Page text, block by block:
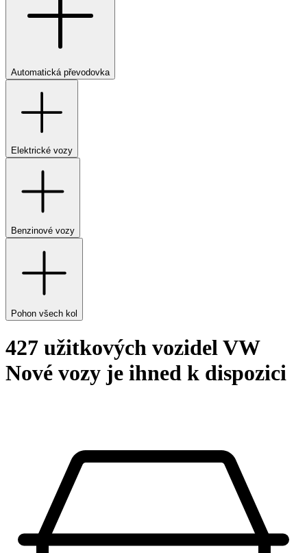
Automatická převodovka
Elektrické vozy
Benzinové vozy
Pohon všech kol
427 užitkových vozidel VW
Nové vozy je ihned k dispozici